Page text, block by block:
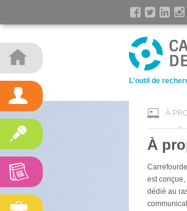
L'outil de
À
À
est
dédié au